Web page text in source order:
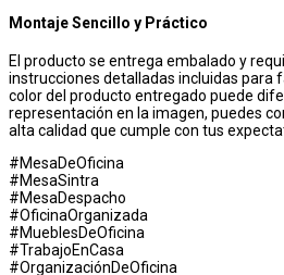
Montaje Sencillo y Práctico
El producto se entrega embalado y
instrucciones detalladas incluidas para
color del producto entregado puede
representación en la imagen, puedes
alta calidad que cumple con tus
#MesaDeOficina
#MesaSintra
#MesaDespacho
#OficinaOrganizada
#MueblesDeOficina
#TrabajoEnCasa
#OrganizaciónDeOficina